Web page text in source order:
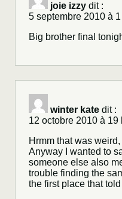
joie izzy dit :
5 septembre 2010 à
Big brother final
winter kate dit :
12 octobre 2010 à 19
Hrmm that was
Anyway I wanted to
someone else also
trouble finding the
the first place that